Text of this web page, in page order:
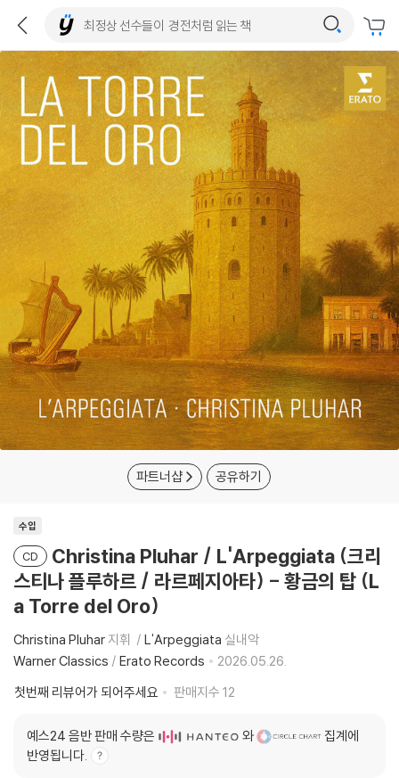
파트너샵 공유하기
수입
CD
Christina Pluhar / L'Arpeggiata (크리
스티나 플루하르 / 라르페지아타) - 황금의 탑 (L
a Torre del Oro)
Christina Pluhar 지휘 L'Arpeggiata 실내악
Warner Classics / Erato Records
2026.05.26.
첫번째 리뷰어가 되어주세요
판매지수 12
예스24 음반 판매 수량은 와
집계에
반영됩니다.